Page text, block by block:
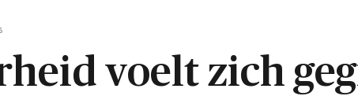
voelt zich